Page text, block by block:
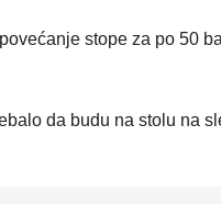
stope za po 50
da budu na stolu na